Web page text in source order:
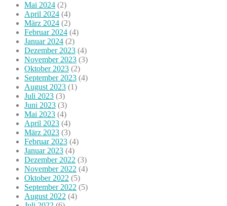
Mai 2024 (2)
April 2024 (4)
März 2024 (2)
Februar 2024 (4)
Januar 2024 (2)
Dezember 2023 (4)
November 2023 (3)
Oktober 2023 (2)
September 2023 (4)
August 2023 (1)
Juli 2023 (3)
Juni 2023 (3)
Mai 2023 (4)
April 2023 (4)
März 2023 (3)
Februar 2023 (4)
Januar 2023 (4)
Dezember 2022 (3)
November 2022 (4)
Oktober 2022 (5)
September 2022 (5)
August 2022 (4)